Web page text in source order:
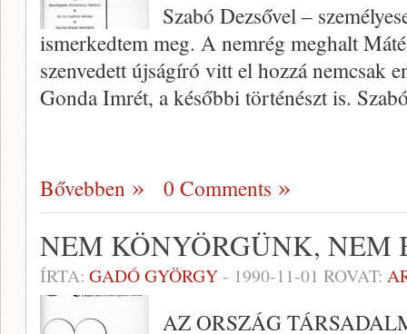
Szabó Dezsővel –
ismerkedtem meg. A nemrég meghalt
szenvedett újságíró vitt el hozzá nem­csak
Gonda Imrét, a későbbi történészt is.
Bővebben 0 Comments
NEM KÖNYÖRGÜNK,
ÍRTA: GADÓ GYÖRGY- 1990-11-01 ROVAT:
AZ ORSZÁG